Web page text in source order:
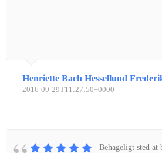
Henriette Bach Hessellund
2016-09-29T11:27:50+0000
Behageligt sted at